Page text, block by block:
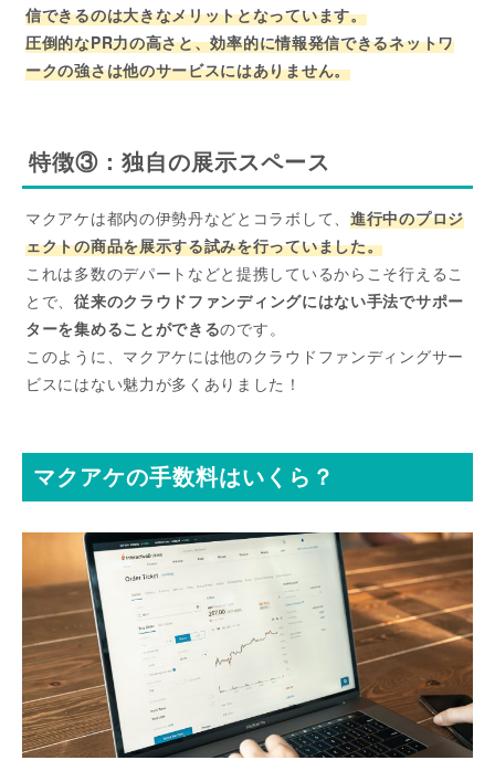
信できるのは大きなメリットとなっています。
圧倒的なPR力の高さと、効率的に情報発信できるネットワ
ークの強さは他のサービスにはありません。
特徴③：独自の展示スペース
マクアケは都内の伊勢丹などとコラボして、 進行中のプロジ
ェクトの商品を展示する試みを行っていました。
これは多数のデパートなどと提携しているからこそ行えるこ
とで、従来のクラウドファンディングにはない手法でサポー
ターを集めることができるのです。
このように、マクアケには他のクラウドファンディングサー
ビスにはない魅力が多くありました！
マクアケの手数料はいくら？